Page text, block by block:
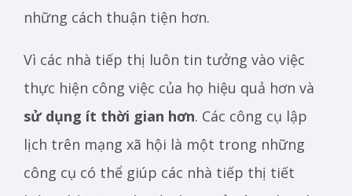
những cách thuận tiện hơn.
Vì các nhà tiếp thị luôn tin tưởng vào việc
thực hiện công việc của họ hiệu quả hơn và
sử dụng ít thời gian hơn. Các công cụ lập
lịch trên mạng xã hội là một trong những
công cụ có thể giúp các nhà tiếp thị tiết